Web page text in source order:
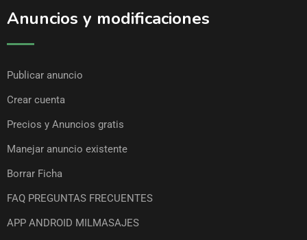
Anuncios y modificaciones
Publicar anuncio
Crear cuenta
Precios y Anuncios gratis
Manejar anuncio existente
Borrar Ficha
FAQ PREGUNTAS FRECUENTES
APP ANDROID MILMASAJES